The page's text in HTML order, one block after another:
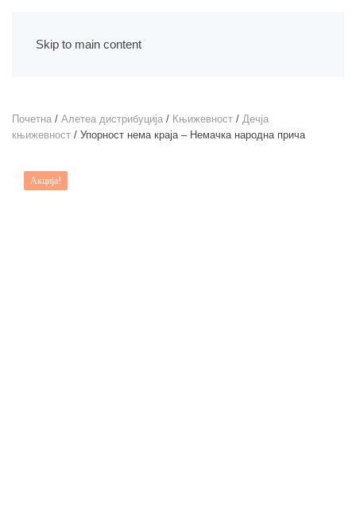
Skip to main content
Почетна / Алетеа дистрибуција / Књижевност / Дечја
књижевност / Упорност нема краја – Немачка народна прича
Акција!